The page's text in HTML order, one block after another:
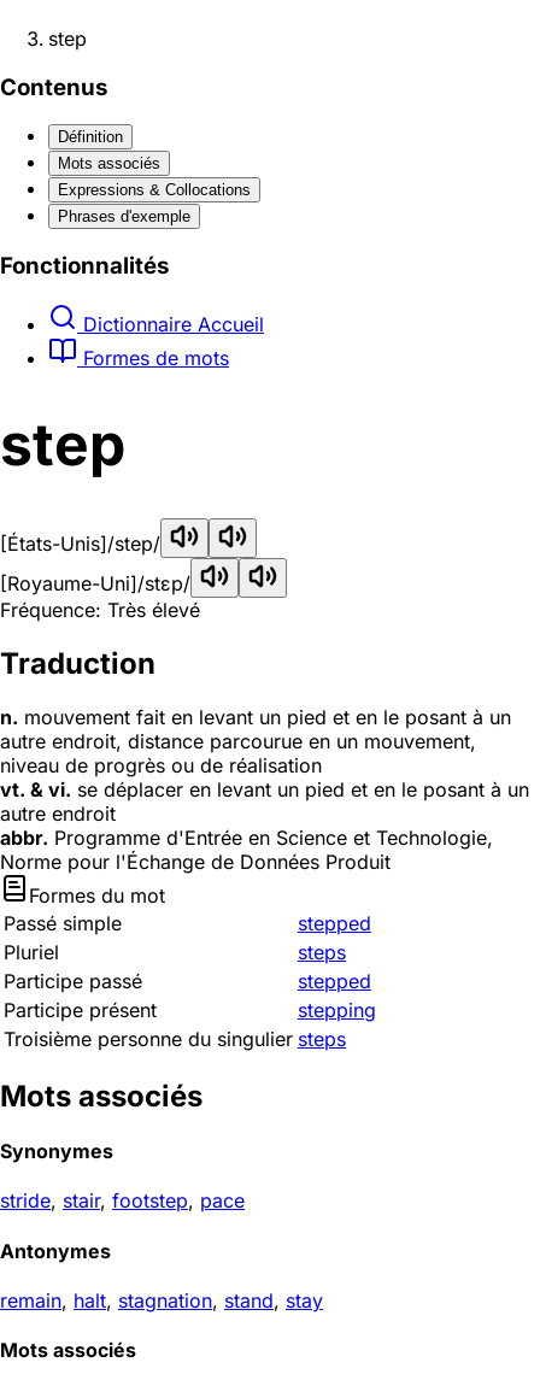
step
Contenus
Définition
Mots associés
Expressions & Collocations
Phrases d'exemple
Fonctionnalités
Dictionnaire Accueil
Formes de mots
step
[États-Unis]/step/
[Royaume-Uni]/stɛp/
Fréquence: Très élevé
Traduction
n. mouvement fait en levant un pied et en le posant à un
autre endroit, distance parcourue en un mouvement,
niveau de progrès ou de réalisation
vt. & vi. se déplacer en levant un pied et en le posant à un
autre endroit
abbr. Programme d'Entrée en Science et Technologie,
Norme pour l'Échange de Données Produit
Formes du mot
Passé simple
stepped
Pluriel
steps
Participe passé
stepped
Participe présent
stepping
Troisième personne du singulier steps
Mots associés
Synonymes
stride, stair, footstep, pace
Antonymes
remain, halt, stagnation, stand, stay
Mots associés